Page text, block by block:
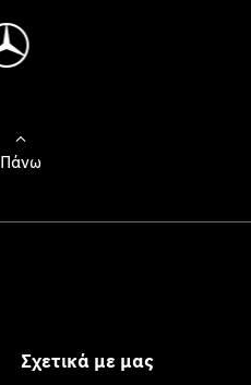
Πάνω
Σχετικά με μας